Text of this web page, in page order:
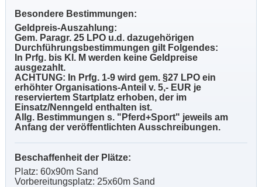
Besondere Bestimmungen:
Geldpreis-Auszahlung:
Gem. Paragr. 25 LPO u.d. dazugehörigen
Durchführungsbestimmungen gilt Folgendes:
In Prfg. bis Kl. M werden keine Geldpreise
ausgezahlt.
ACHTUNG: In Prfg. 1-9 wird gem. §27 LPO ein
erhöhter Organisations-Anteil v. 5,- EUR je
reserviertem Startplatz erhoben, der im
Einsatz/Nenngeld enthalten ist.
Allg. Bestimmungen s. "Pferd+Sport" jeweils am
Anfang der veröffentlichten Ausschreibungen.
Beschaffenheit der Plätze:
Platz: 60x90m Sand
Vorbereitungsplatz: 25x60m Sand